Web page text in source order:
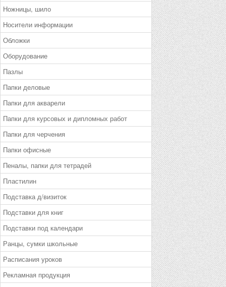
Ножницы, шило
Носители информации
Обложки
Оборудование
Пазлы
Папки деловые
Папки для акварели
Папки для курсовых и дипломных работ
Папки для черчения
Папки офисные
Пеналы, папки для тетрадей
Пластилин
Подставка д/визиток
Подставки для книг
Подставки под календари
Ранцы, сумки школьные
Расписания уроков
Рекламная продукция